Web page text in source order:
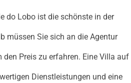
do Lobo ist die schönste in der
müssen Sie sich an die Agentur
den Preis zu erfahren. Eine Villa auf
Dienstleistungen und eine